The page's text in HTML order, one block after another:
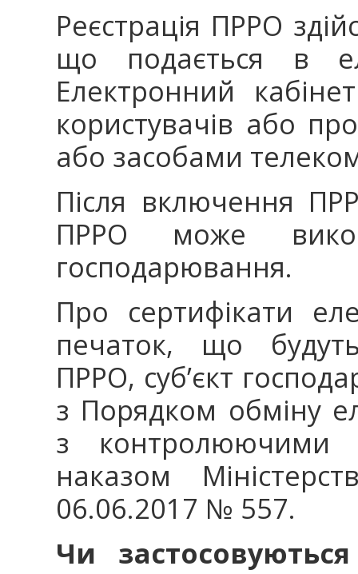
Реєстрація ПРРО
що подається в
Електронний
користувачів або
або засобами
Після включення
ПРРО може
господарювання.
Про сертифікати
печаток, що
ПРРО, суб’єкт
з Порядком обміну
з контролюючими
наказом
06.06.2017 № 557.
Чи